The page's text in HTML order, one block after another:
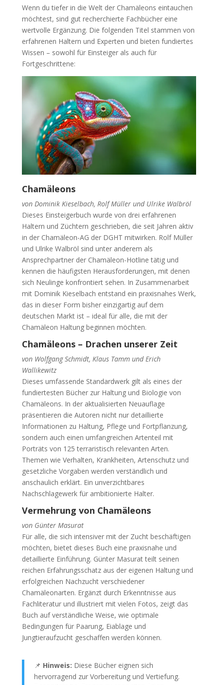
Wenn du tiefer in die Welt der Chamäleons eintauchen
möchtest, sind gut recherchierte Fachbücher eine
wertvolle Ergänzung. Die folgenden Titel stammen von
erfahrenen Haltern und Experten und bieten fundiertes
Wissen – sowohl für Einsteiger als auch für
Fortgeschrittene:
Chamäleons
von Dominik Kieselbach, Rolf Müller und Ulrike Walbröl
Dieses Einsteigerbuch wurde von drei erfahrenen
Haltern und Züchtern geschrieben, die seit Jahren aktiv
in der Chamäleon-AG der DGHT mitwirken. Rolf Müller
und Ulrike Walbröl sind unter anderem als
Ansprechpartner der Chamäleon-Hotline tätig und
kennen die häufigsten Herausforderungen, mit denen
sich Neulinge konfrontiert sehen. In Zusammenarbeit
mit Dominik Kieselbach entstand ein praxisnahes Werk,
das in dieser Form bisher einzigartig auf dem
deutschen Markt ist – ideal für alle, die mit der
Chamäleon Haltung beginnen möchten.
Chamäleons – Drachen unserer Zeit
von Wolfgang Schmidt, Klaus Tamm und Erich
Wallikewitz
Dieses umfassende Standardwerk gilt als eines der
fundiertesten Bücher zur Haltung und Biologie von
Chamäleons. In der aktualisierten Neuauflage
präsentieren die Autoren nicht nur detaillierte
Informationen zu Haltung, Pflege und Fortpflanzung,
sondern auch einen umfangreichen Artenteil mit
Porträts von 125 terraristisch relevanten Arten.
Themen wie Verhalten, Krankheiten, Artenschutz und
gesetzliche Vorgaben werden verständlich und
anschaulich erklärt. Ein unverzichtbares
Nachschlagewerk für ambitionierte Halter.
Vermehrung von Chamäleons
von Günter Masurat
Für alle, die sich intensiver mit der Zucht beschäftigen
möchten, bietet dieses Buch eine praxisnahe und
detaillierte Einführung. Günter Masurat teilt seinen
reichen Erfahrungsschatz aus der eigenen Haltung und
erfolgreichen Nachzucht verschiedener
Chamäleonarten. Ergänzt durch Erkenntnisse aus
Fachliteratur und illustriert mit vielen Fotos, zeigt das
Buch auf verständliche Weise, wie optimale
Bedingungen für Paarung, Eiablage und
Jungtieraufzucht geschaffen werden können.
📌 Hinweis: Diese Bücher eignen sich
hervorragend zur Vorbereitung und Vertiefung.